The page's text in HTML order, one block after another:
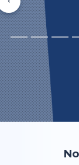
Précédent